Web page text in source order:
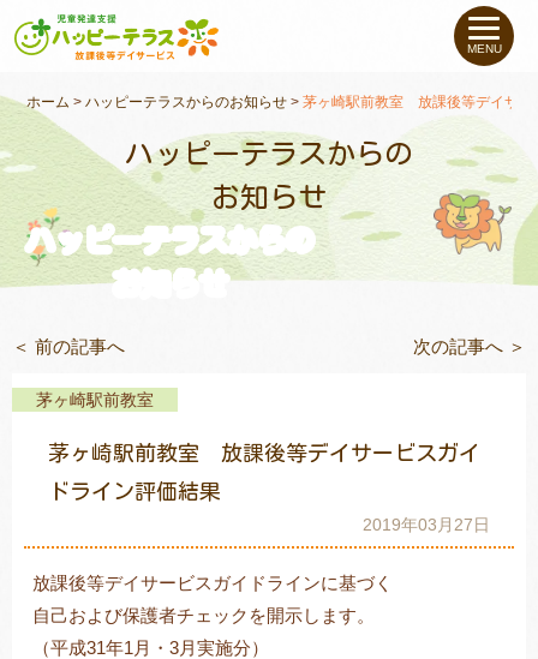
私たちについて
未就学のお子さま（０〜６才）
小学生〜高校生の お子さま
支援事例
教室一覧
トレキング
MENU
ホーム >ハッピーテラスからのお知らせ >茅ヶ崎駅前教室 放課後等デイサー
ハッピーテラスからの
お知らせ
ハッピーテラスからの
お知らせ
＜ 前の記事へ 次の記事へ ＞
茅ヶ崎駅前教室
茅ヶ崎駅前教室 放課後等デイサービスガイ
ドライン評価結果
2019年03月27日
放課後等デイサービスガイドラインに基づく
自己および保護者チェックを開示します。
（平成31年1月・3月実施分）